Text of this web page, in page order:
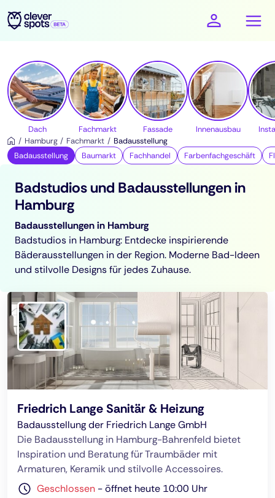
cleverspots - Handwerker
Dach Fachmarkt Fassade Innenausbau
Hamburg
Fachmarkt
Badausstellung
Badausstellung
Baumarkt Fachhandel Farbenfachgeschäft
Badstudios und Badausstellungen in
Hamburg
Badausstellungen in Hamburg
Badstudios in Hamburg: Entdecke inspirierende
Bäderausstellungen in der Region. Moderne Bad-Ideen
und stilvolle Designs für jedes Zuhause.
Friedrich Lange Sanitär & Heizung
Badausstellung der Friedrich Lange GmbH
Die Badausstellung in Hamburg-Bahrenfeld bietet
Inspiration und Beratung für Traumbäder mit
Armaturen, Keramik und stilvolle Accessoires.
Geschlossen -öffnet heute 10:00 Uhr